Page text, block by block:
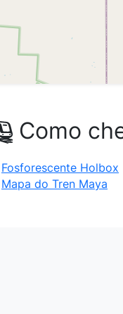
Como
Fosforescente Holbox
Mapa do Tren Maya